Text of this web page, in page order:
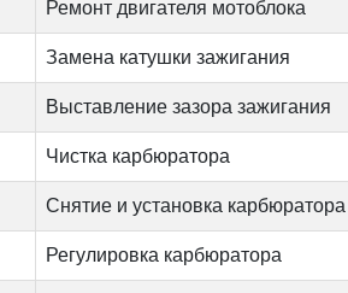
Ремонт двигателя мотоблока
Замена катушки зажигания
Выставление зазора зажигания
Чистка карбюратора
Снятие и установка карбюратора
Регулировка карбюратора